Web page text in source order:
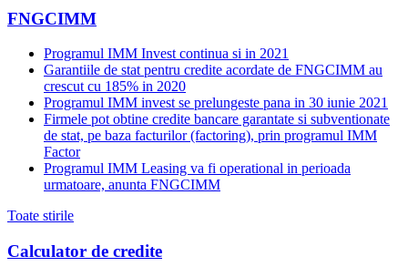
FNGCIMM
Programul IMM Invest continua si in 2021
Garantiile de stat pentru credite acordate de FNGCIMM au
crescut cu 185% in 2020
Programul IMM invest se prelungeste pana in 30 iunie 2021
Firmele pot obtine credite bancare garantate si subventionate
de stat, pe baza facturilor (factoring), prin programul IMM
Factor
Programul IMM Leasing va fi operational in perioada
urmatoare, anunta FNGCIMM
Toate stirile
Calculator de credite